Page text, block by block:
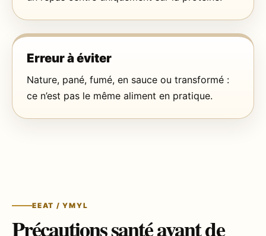
Erreur à éviter
Nature, pané, fumé, en sauce ou transformé :
ce n’est pas le même aliment en pratique.
EEAT / YMYL
Précautions santé avant de